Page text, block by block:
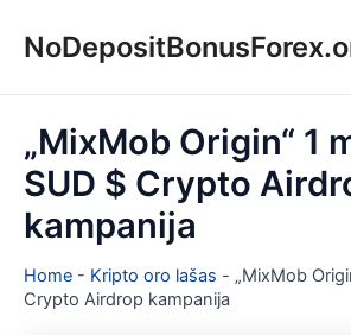
prie
„MixMob Origin“ 1
SUD $ Crypto
kampanija
Home - Kripto oro lašas - „MixMob
Crypto Airdrop kampanija